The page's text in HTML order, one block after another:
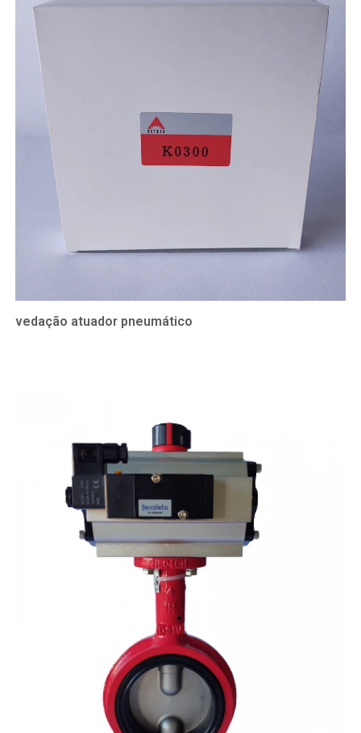
vedação atuador pneumático